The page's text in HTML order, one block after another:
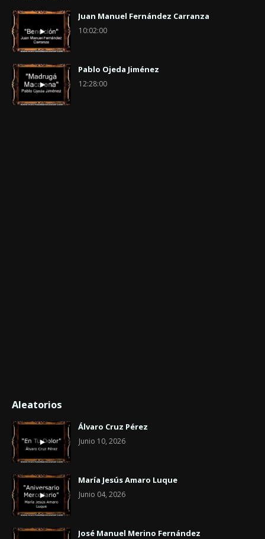
Juan Manuel Fernández Carranza
10:02:00
Pablo Ojeda Jiménez
12:28:00
Aleatorios
Álvaro Cruz Pérez
Junio 10, 2026
María Jesús Amaro Luque
Junio 04, 2026
José Manuel Merino Fernández